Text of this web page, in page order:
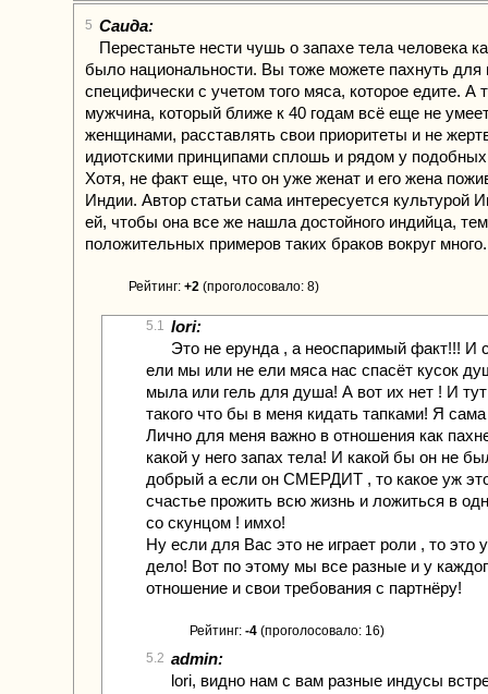
5 Саида:
Перестаньте нести чушь о запахе тела человека
было национальности. Вы тоже можете пахнуть для
специфически с учетом того мяса, которое едите. А
мужчина, который ближе к 40 годам всё еще не
женщинами, расставлять свои приоритеты и не
идиотскими принципами сплошь и рядом у подобных
Хотя, не факт еще, что он уже женат и его жена
Индии. Автор статьи сама интересуется культурой
ей, чтобы она все же нашла достойного индийца,
положительных примеров таких браков вокруг много.
Рейтинг: +2 (проголосовало: 8)
5.1 lori:
Это не ерунда , а неоспаримый факт!!! И
ели мы или не ели мяса нас спасёт кусок
мыла или гель для душа! А вот их нет ! И тут
такого что бы в меня кидать тапками! Я
Лично для меня важно в отношения как
какой у него запах тела! И какой бы он не
добрый а если он СМЕРДИТ , то какое уж
счастье прожить всю жизнь и ложиться в
со скунцом ! имхо!
Ну если для Вас это не играет роли , то это
дело! Вот по этому мы все разные и у
отношение и свои требования с партнёру!
Рейтинг: -4 (проголосовало: 16)
5.2 admin:
lori, видно нам с вам разные индусы